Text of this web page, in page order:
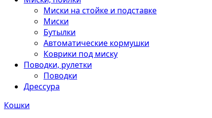
Миски на стойке и подставке
Миски
Бутылки
Автоматические кормушки
Коврики под миску
Поводки, рулетки
Поводки
Дрессура
Кошки